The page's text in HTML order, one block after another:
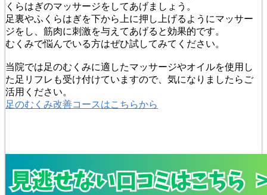
くらはぎのマッサージをしてあげましょう。
足裏やふくらはぎを下から上に押し上げるようにマッサー
ジをし、筋肉に刺激を与えてあげると効果的です。
むくみで悩んでいる方はぜひ試してみてください。
当院では足のむくみに適したマッサージやオイルを使用し
た足リフレも受け付けていますので、気になりましたらご
活用ください。
足のむくみ改善コースはこちらから